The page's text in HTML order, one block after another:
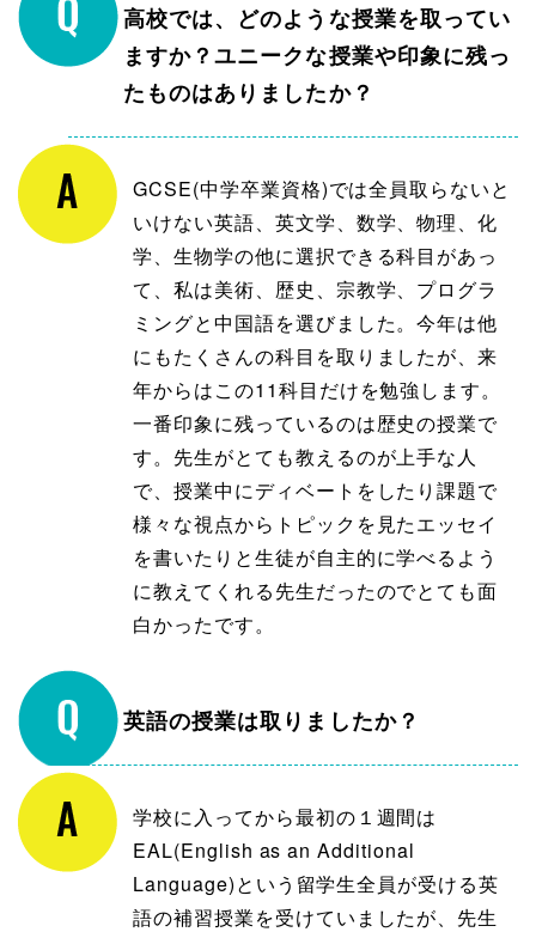
高校では、どのような授業を取ってい
ますか？ユニークな授業や印象に残っ
たものはありましたか？
GCSE(中学卒業資格)では全員取らないと
いけない英語、英文学、数学、物理、化
学、生物学の他に選択できる科目があっ
て、私は美術、歴史、宗教学、プログラ
ミングと中国語を選びました。今年は他
にもたくさんの科目を取りましたが、来
年からはこの11科目だけを勉強します。
一番印象に残っているのは歴史の授業で
す。先生がとても教えるのが上手な人
で、授業中にディベートをしたり課題で
様々な視点からトピックを見たエッセイ
を書いたりと生徒が自主的に学べるよう
に教えてくれる先生だったのでとても面
白かったです。
英語の授業は取りましたか？
学校に入ってから最初の１週間は
EAL(English as an Additional
Language)という留学生全員が受ける英
語の補習授業を受けていましたが、先生